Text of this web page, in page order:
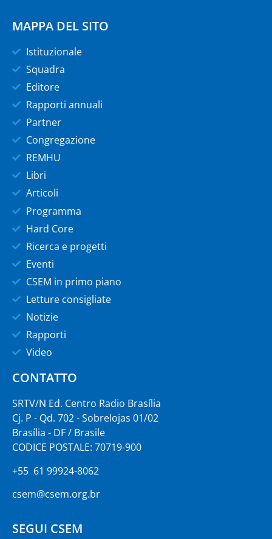
MAPPA DEL SITO
Istituzionale
Squadra
Editore
Rapporti annuali
Partner
Congregazione
REMHU
Libri
Articoli
Programma
Hard Core
Ricerca e progetti
Eventi
CSEM in primo piano
Letture consigliate
Notizie
Rapporti
Video
CONTATTO
SRTV/N Ed. Centro Radio Brasília
Cj. P - Qd. 702 - Sobrelojas 01/02
Brasília - DF / Brasile
CODICE POSTALE: 70719-900
+55 61 99924-8062
csem@csem.org.br
SEGUI CSEM